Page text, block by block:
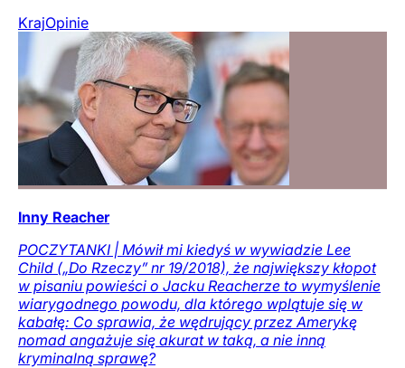
KrajOpinie
Inny Reacher
POCZYTANKI | Mówił mi kiedyś w wywiadzie Lee
Child („Do Rzeczy” nr 19/2018), że największy kłopot
w pisaniu powieści o Jacku Reacherze to wymyślenie
wiarygodnego powodu, dla którego wplątuje się w
kabałę: Co sprawia, że wędrujący przez Amerykę
nomad angażuje się akurat w taką, a nie inną
kryminalną sprawę?